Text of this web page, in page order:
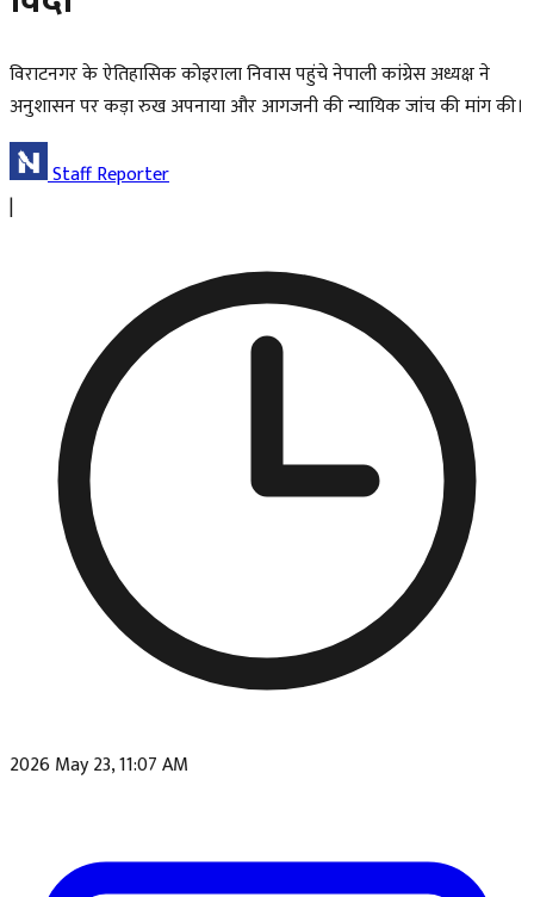
विराटनगर के ऐतिहासिक कोइराला निवास पहुंचे नेपाली कांग्रेस अध्यक्ष ने
अनुशासन पर कड़ा रुख अपनाया और आगजनी की न्यायिक जांच की मांग की।
Staff Reporter
|
2026 May 23, 11:07 AM